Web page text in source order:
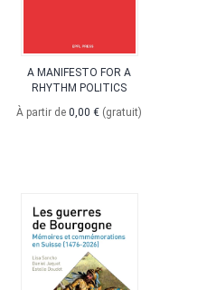
A MANIFESTO FOR A
RHYTHM POLITICS
À partir de 0,00 € (gratuit)